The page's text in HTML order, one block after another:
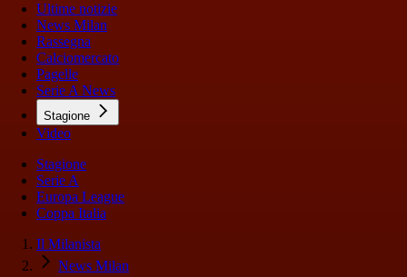
Ultime notizie
News Milan
Rassegna
Calciomercato
Pagelle
Serie A News
Stagione
Video
Stagione
Serie A
Europa League
Coppa Italia
Il Milanista
News Milan